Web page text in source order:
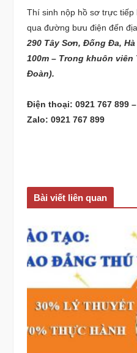
Thí sinh nộp hồ sơ trực
qua đường bưu điện đến
290 Tây Sơn, Đống Đa,
100m – Trong khuôn
Đoàn).
Điện thoại: 0921 767 899
Zalo: 0921 767 899
Bài viết liên quan